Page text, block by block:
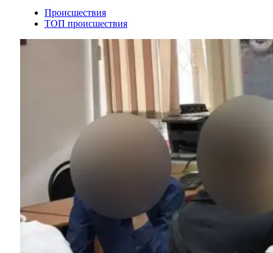
Происшествия
ТОП происшествия